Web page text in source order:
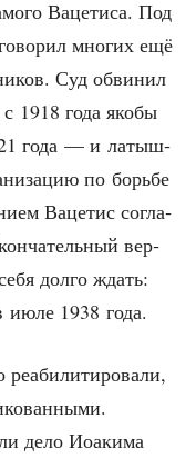
Ваце­ти­са. Под
мно­гих ещё
Суд обви­нил
1918 года яко­бы
года — и латыш­
по борь­бе
Ваце­тис согла­
вер­
дол­го ждать:
июле 1938 года.
реа­би­ли­ти­ро­ва­ли,
дело Иоаки­ма